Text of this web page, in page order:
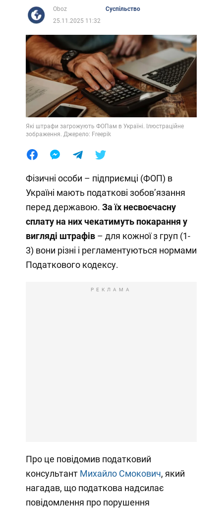
Oboz
Суспільство
25.11.2025 11:32
Які штрафи загрожують ФОПам в Україні. Ілюстраційне
зображення. Джерело: Freepik
Фізичні особи – підприємці (ФОП) в
Україні мають податкові зобовʼязання
перед державою. За їх несвоєчасну
сплату на них чекатимуть покарання у
вигляді штрафів– для кожної з груп (1-
3) вони різні і регламентуються нормами
Податкового кодексу.
РЕКЛАМА
Про це повідомив податковий
консультант Михайло Смокович, який
нагадав, що податкова надсилає
повідомлення про порушення